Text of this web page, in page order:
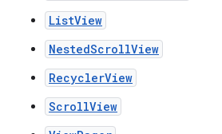
ListView
NestedScrollView
RecyclerView
ScrollView